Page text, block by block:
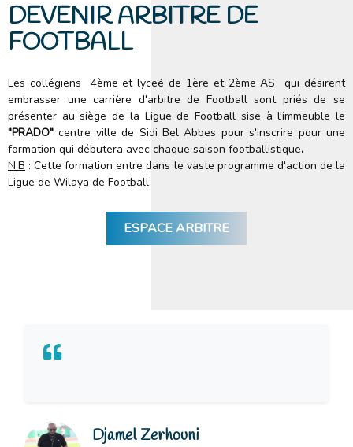
DEVENIR ARBITRE DE
FOOTBALL
Les collégiens 4ème et lyceé de 1ère et 2ème AS
qui désirent
embrasser une carrière d'arbitre de Football sont priés de se
présenter au siège de la Ligue de Football sise à l'immeuble le
"PRADO"centre ville de Sidi Bel Abbes pour s'inscrire pour une
formation qui débutera avec chaque saison footballistique.
N.B : Cette formation entre dans le vaste programme d'action de la
Ligue de Wilaya de Football.
ESPACE ARBITRE
Djamel Zerhouni